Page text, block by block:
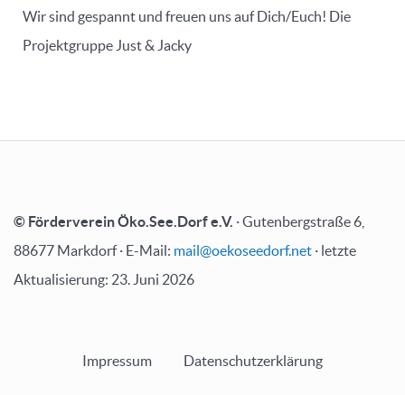
Wir sind gespannt und freuen uns auf Dich/Euch! Die
Projektgruppe Just & Jacky
© Förderverein Öko.See.Dorf e.V. · Gutenbergstraße 6,
88677 Markdorf · E-Mail: mail@oekoseedorf.net · letzte
Aktualisierung: 23. Juni 2026
Impressum Datenschutzerklärung